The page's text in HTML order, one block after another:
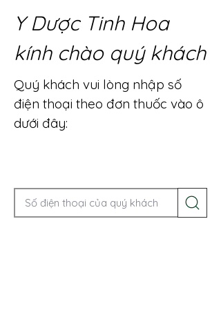
Y Dược Tinh Hoa
kính chào quý khách
Quý khách vui lòng nhập số
điện thoại theo đơn thuốc vào ô
dưới đây: